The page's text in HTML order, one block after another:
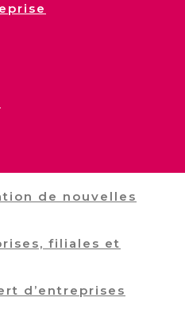
de nouvelles
filiales et
d’entreprises